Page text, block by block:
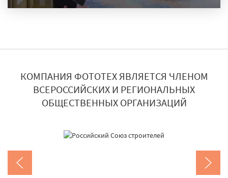
КОМПАНИЯ ФОТОТЕХ ЯВЛЯЕТСЯ ЧЛЕНОМ
ВСЕРОССИЙСКИХ И РЕГИОНАЛЬНЫХ
ОБЩЕСТВЕННЫХ ОРГАНИЗАЦИЙ